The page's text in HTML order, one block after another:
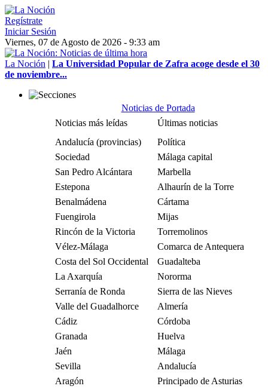
Regístrate
Iniciar Sesión
Viernes, 07 de Agosto de 2026 - 9:33 am
La Noción | La Universidad Popular de Zafra acoge desde el 30
de noviembre...
Noticias de Portada
Noticias más leídas
Últimas noticias
Andalucía (provincias)
Política
Sociedad
Málaga capital
San Pedro Alcántara
Marbella
Estepona
Alhaurín de la Torre
Benalmádena
Cártama
Fuengirola
Mijas
Rincón de la Victoria
Torremolinos
Vélez-Málaga
Comarca de Antequera
Costa del Sol Occidental
Guadalteba
La Axarquía
Nororma
Serranía de Ronda
Sierra de las Nieves
Valle del Guadalhorce
Almería
Cádiz
Córdoba
Granada
Huelva
Jaén
Málaga
Sevilla
Andalucía
Aragón
Principado de Asturias